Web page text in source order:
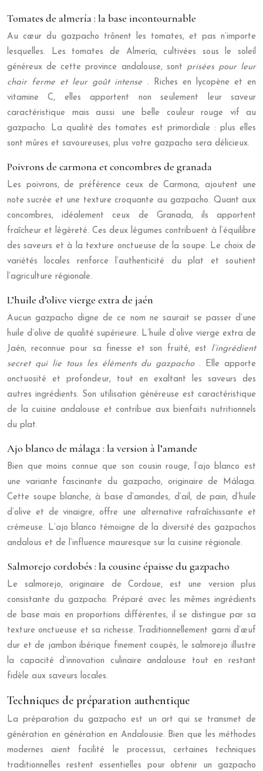
Tomates de almería : la base incontournable
Au cœur du gazpacho trônent les tomates, et pas n’importe
lesquelles. Les tomates de Almería, cultivées sous le soleil
généreux de cette province andalouse, sont prisées pour leur
chair ferme et leur goût intense . Riches en lycopène et en
vitamine C, elles apportent non seulement leur saveur
caractéristique mais aussi une belle couleur rouge vif au
gazpacho. La qualité des tomates est primordiale : plus elles
sont mûres et savoureuses, plus votre gazpacho sera délicieux.
Poivrons de carmona et concombres de granada
Les poivrons, de préférence ceux de Carmona, ajoutent une
note sucrée et une texture croquante au gazpacho. Quant aux
concombres, idéalement ceux de Granada, ils apportent
fraîcheur et légèreté. Ces deux légumes contribuent à l’équilibre
des saveurs et à la texture onctueuse de la soupe. Le choix de
variétés locales renforce l’authenticité du plat et soutient
l’agriculture régionale.
L’huile d’olive vierge extra de jaén
Aucun gazpacho digne de ce nom ne saurait se passer d’une
huile d’olive de qualité supérieure. L’huile d’olive vierge extra de
Jaén, reconnue pour sa finesse et son fruité, est l’ingrédient
secret qui lie tous les éléments du gazpacho . Elle apporte
onctuosité et profondeur, tout en exaltant les saveurs des
autres ingrédients. Son utilisation généreuse est caractéristique
de la cuisine andalouse et contribue aux bienfaits nutritionnels
du plat.
Ajo blanco de málaga : la version à l’amande
Bien que moins connue que son cousin rouge, l’ajo blanco est
une variante fascinante du gazpacho, originaire de Málaga.
Cette soupe blanche, à base d’amandes, d’ail, de pain, d’huile
d’olive et de vinaigre, offre une alternative rafraîchissante et
crémeuse. L’ajo blanco témoigne de la diversité des gazpachos
andalous et de l’influence mauresque sur la cuisine régionale.
Salmorejo cordobés : la cousine épaisse du gazpacho
Le salmorejo, originaire de Cordoue, est une version plus
consistante du gazpacho. Préparé avec les mêmes ingrédients
de base mais en proportions différentes, il se distingue par sa
texture onctueuse et sa richesse. Traditionnellement garni d’œuf
dur et de jambon ibérique finement coupés, le salmorejo illustre
la capacité d’innovation culinaire andalouse tout en restant
fidèle aux saveurs locales.
Techniques de préparation authentique
La préparation du gazpacho est un art qui se transmet de
génération en génération en Andalousie. Bien que les méthodes
modernes aient facilité le processus, certaines techniques
traditionnelles restent essentielles pour obtenir un gazpacho